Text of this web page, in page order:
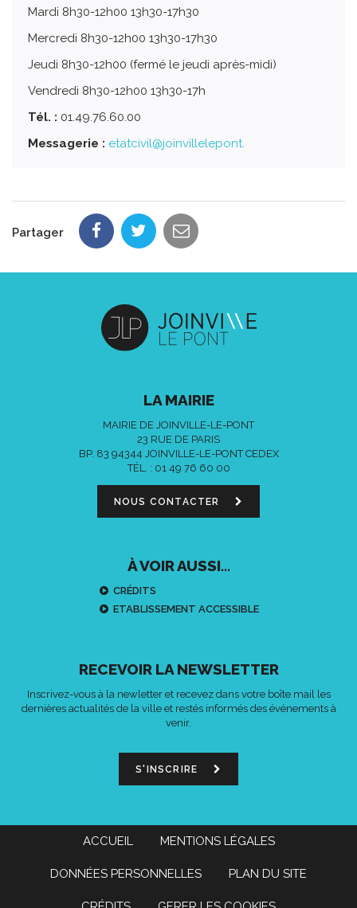
Mardi 8h30-12h00 13h30-17h30
Mercredi 8h30-12h00 13h30-17h30
Jeudi 8h30-12h00 (fermé le jeudi après-midi)
Vendredi 8h30-12h00 13h30-17h
Tél. : 01.49.76.60.00
Messagerie : etatcivil@joinvillelepont.
Partager
LA MAIRIE
MAIRIE DE JOINVILLE-LE-PONT
23 RUE DE PARIS
BP. 83 94344 JOINVILLE-LE-PONT CEDEX
TÉL. : 01 49 76 60 00
NOUS CONTACTER
À VOIR AUSSI...
CRÉDITS
ETABLISSEMENT ACCESSIBLE
RECEVOIR LA NEWSLETTER
Inscrivez-vous à la newletter et recevez dans votre boîte mail les
dernières actualités de la ville et restés informés des événements à
venir.
S'INSCRIRE
ACCUEIL MENTIONS LÉGALES
DONNÉES PERSONNELLES PLAN DU SITE